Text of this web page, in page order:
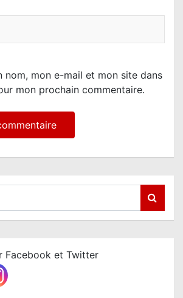
nom, mon e-mail et mon site dans
mon prochain commentaire.
Facebook et Twitter